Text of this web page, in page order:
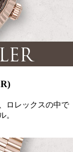
ロレックスの中で
。